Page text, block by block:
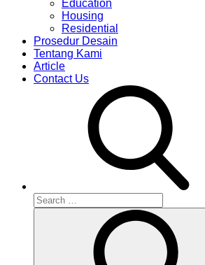
Education
Housing
Residential
Prosedur Desain
Tentang Kami
Article
Contact Us
Search
for: